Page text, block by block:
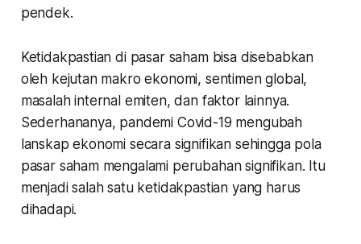
pendek.
Ketidakpastian di pasar saham bisa disebabkan
oleh kejutan makro ekonomi, sentimen global,
masalah internal emiten, dan faktor lainnya.
Sederhananya, pandemi Covid-19 mengubah
lanskap ekonomi secara signifikan sehingga pola
pasar saham mengalami perubahan signifikan. Itu
menjadi salah satu ketidakpastian yang harus
dihadapi.